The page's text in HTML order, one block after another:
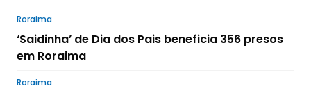
Roraima
‘Saidinha’ de Dia dos Pais beneficia 356 presos
em Roraima
Roraima